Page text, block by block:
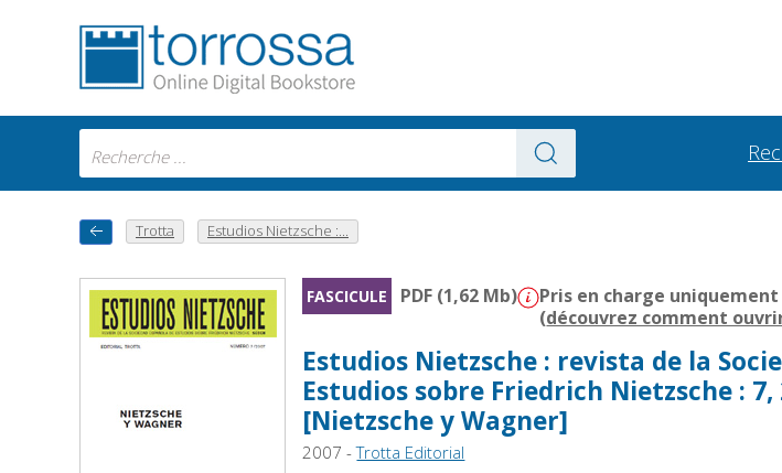
Trotta Estudios Nietzsche :...
FASCICULE PDF (1,62 Mb)
Pris en charge
(découvrez comment
Estudios Nietzsche : revista de la
Estudios sobre Friedrich Nietzsche : 7,
[Nietzsche y Wagner]
2007 -Trotta Editorial